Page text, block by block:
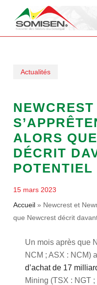
Actualités
ALORS
DÉCRIT
POTENTIEL
15 mars 2023
Accueil» Newcrest et
que Newcrest décrit
Un mois après que
NCM ; ASX : NCM)
d’achat de 17
Mining (TSX : NGT